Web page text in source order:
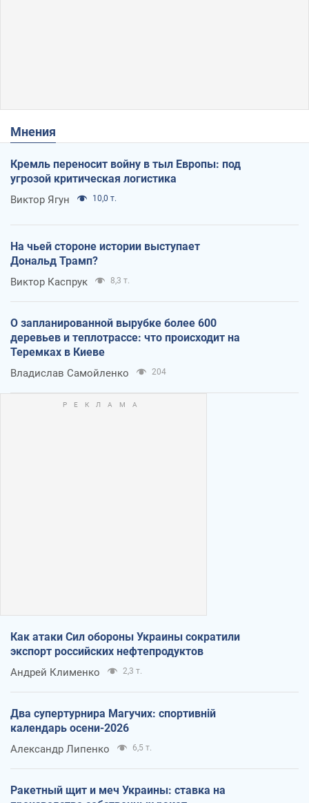
Мнения
Кремль переносит войну в тыл Европы: под
угрозой критическая логистика
Виктор Ягун 10,0 т.
На чьей стороне истории выступает
Дональд Трамп?
Виктор Каспрук 8,3 т.
О запланированной вырубке более 600
деревьев и теплотрассе: что происходит на
Теремках в Киеве
Владислав Самойленко 204
Как атаки Сил обороны Украины сократили
экспорт российских нефтепродуктов
Андрей Клименко 2,3 т.
Два супертурнира Магучих: спортивній
календарь осени-2026
Александр Липенко 6,5 т.
Ракетный щит и меч Украины: ставка на